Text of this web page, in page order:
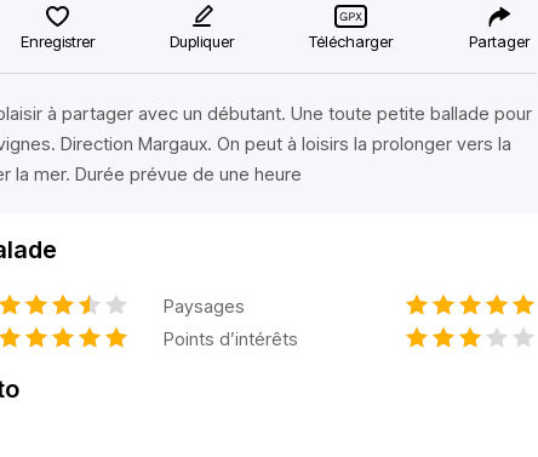
Enregistrer Dupliquer Télécharger Partager
à partager avec un débutant. Une toute petite ballade pour
Direction Margaux. On peut à loisirs la prolonger vers la
la mer. Durée prévue de une heure
Paysages
Points d’intérêts